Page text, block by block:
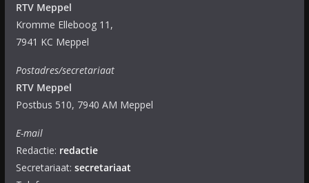
RTV Meppel
Kromme Elleboog 11,
7941 KC Meppel
Postadres/secretariaat
RTV Meppel
Postbus 510, 7940 AM Meppel
E-mail
Redactie: redactie
Secretariaat: secretariaat